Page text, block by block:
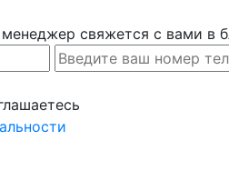
менеджер свяжется с вами в